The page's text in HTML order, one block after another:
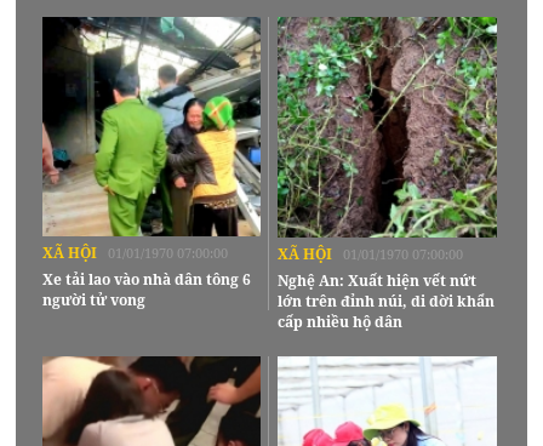
XÃ HỘI 01/01/1970 07:00:00
Xe tải lao vào nhà dân tông 6
người tử vong
XÃ HỘI 01/01/1970 07:00:00
Nghệ An: Xuất hiện vết nứt
lớn trên đỉnh núi, di dời khẩn
cấp nhiều hộ dân